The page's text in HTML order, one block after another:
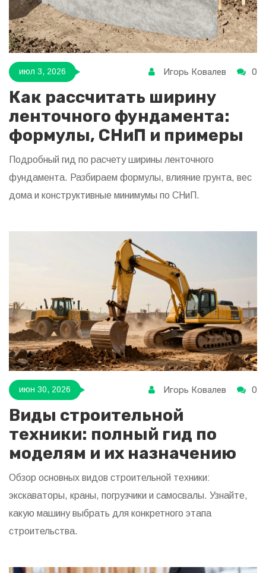
июл 3, 2026 Игорь Ковалев 0
Как рассчитать ширину
ленточного фундамента:
формулы, СНиП и примеры
Подробный гид по расчету ширины ленточного
фундамента. Разбираем формулы, влияние грунта, вес
дома и конструктивные минимумы по СНиП.
июн 30, 2026 Игорь Ковалев 0
Виды строительной
техники: полный гид по
моделям и их назначению
Обзор основных видов строительной техники:
экскаваторы, краны, погрузчики и самосвалы. Узнайте,
какую машину выбрать для конкретного этапа
строительства.